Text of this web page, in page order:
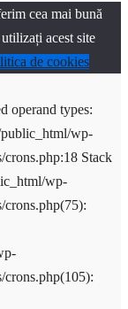
cea mai bună
acest site
de cookies
operand types:
wp-
crons.php:18 Stack
wp-
crons.php(75):
crons.php(105):